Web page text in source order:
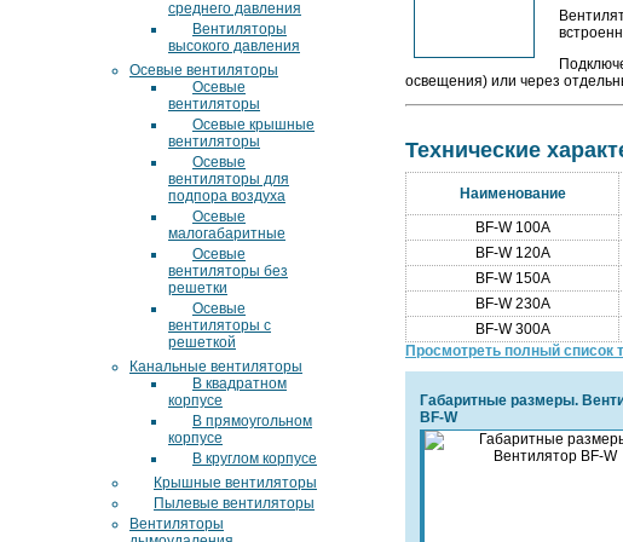
среднего давления
Вентиляторы
высокого давления
Осевые вентиляторы
Осевые
вентиляторы
Осевые крышные
вентиляторы
Осевые
вентиляторы для
подпора воздуха
Осевые
малогабаритные
Осевые
вентиляторы без
решетки
Осевые
вентиляторы с
решеткой
Канальные вентиляторы
В квадратном
корпусе
В прямоугольном
корпусе
В круглом корпусе
Крышные вентиляторы
Пылевые вентиляторы
Вентиляторы
освещения) или через
Технические
Наименование
BF-W 100A
BF-W 120A
BF-W 150A
BF-W 230A
BF-W 300A
Просмотреть полный список
Габаритные размеры.
BF-W